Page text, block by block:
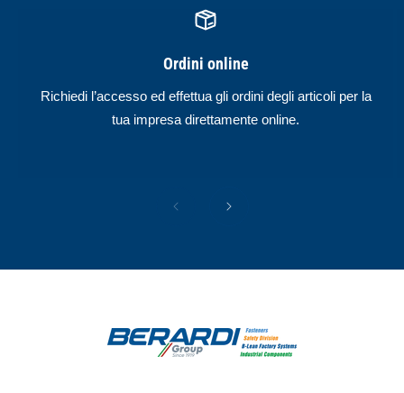
Ordini online
Richiedi l’accesso ed effettua gli ordini degli articoli per la
tua impresa direttamente online.